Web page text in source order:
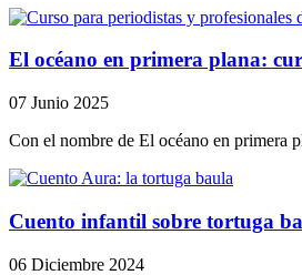
El océano en primera plana:
07 Junio 2025
Con el nombre de El océano en primera
Cuento infantil sobre tortuga
06 Diciembre 2024